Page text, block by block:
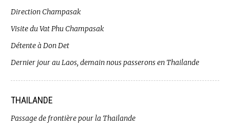
Direction Champasak
Visite du Vat Phu Champasak
Détente à Don Det
Dernier jour au Laos, demain nous passerons en Thailande
THAILANDE
Passage de frontière pour la Thailande